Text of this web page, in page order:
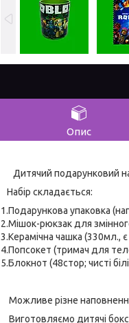
Опис
Дитячий подарунковий
Набір складається:
1.Подарункова упаковка
2.Мішок-рюкзак для
3.Керамічна чашка (330мл., є
4.Попсокет (тримач для
5.Блокнот (48стор; чисті
Можливе різне
Виготовляємо дитячі